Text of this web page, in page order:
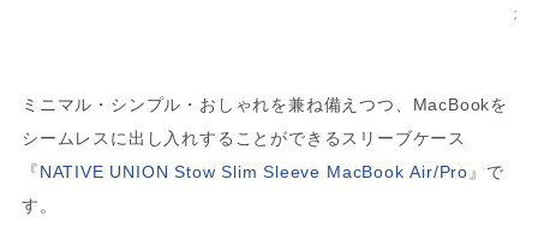
ガ
ミニマル・シンプル・おしゃれを兼ね備えつつ、MacBookを
シームレスに出し入れすることができるスリーブケース
『NATIVE UNION Stow Slim Sleeve MacBook Air/Pro 』で
す。